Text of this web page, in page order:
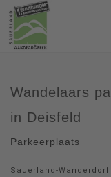
Wandelaars
in Deisfeld
Parkeerplaats
Sauerland-Wanderdorf